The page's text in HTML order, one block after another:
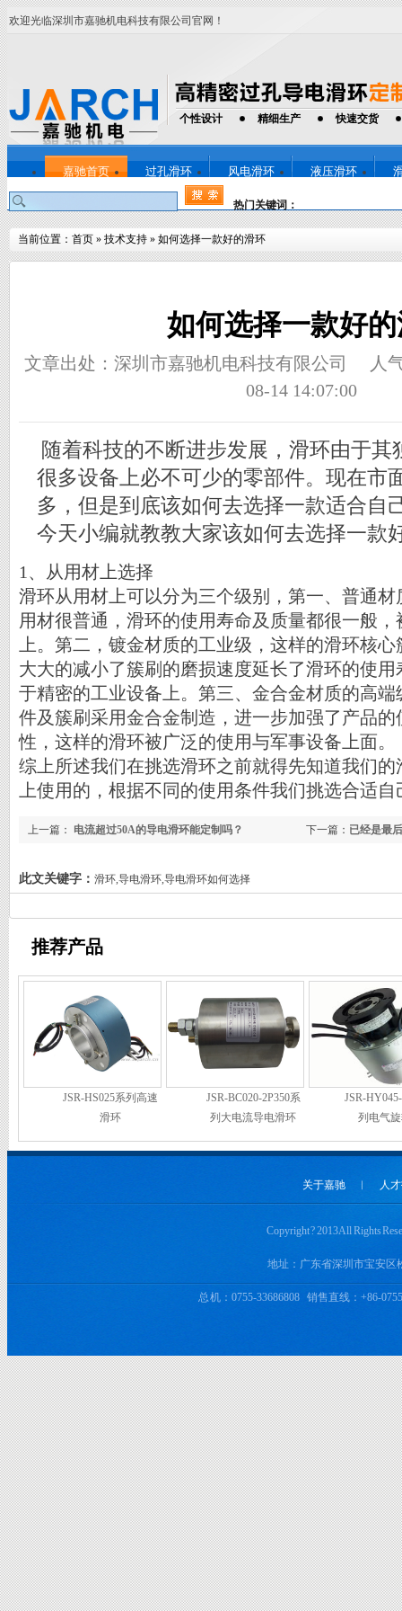
欢迎光临深圳市嘉驰机电科技有限公司官网！
个性设计 精细生产 快速交货
嘉驰首页 过孔滑环 风电滑环 液压滑环
热门关键词：
当前位置： 首页 » 技术支持 » 如何选择一款好的滑环
如何选择一款好
文章出处：深圳市嘉驰机电科技有限公司
人
08-14 14:07:00
随着科技的不断进步发展，滑环由于其
很多设备上必不可少的零部件。现在市
多，但是到底该如何去选择一款适合自
今天小编就教教大家该如何去选择一款
1、从用材上选择
滑环从用材上可以分为三个级别，第一、普通
用材很普通，滑环的使用寿命及质量都很一般
上。第二，镀金材质的工业级，这样的滑环核
大大的减小了簇刷的磨损速度延长了滑环的使
于精密的工业设备上。第三、金合金材质的高
件及簇刷采用金合金制造，进一步加强了产品
性，这样的滑环被广泛的使用与军事设备上面。
综上所述我们在挑选滑环之前就得先知道我们
上使用的，根据不同的使用条件我们挑选合适自
下一篇： 已经是最
上一篇： 电流超过50A的导电滑环能定制吗？
此文关键字： 滑环,导电滑环,导电滑环如何选择
推荐产品
JSR-HS025系列高速
滑环
JSR-BC020-2P350系
列大电流导电滑环
JSR-
列电气
关于嘉驰 ︱ 人
Copyright ? 2013 All Rights
地址：广东省深圳市宝安区
总 机：0755-33686808 销售直线：+86-